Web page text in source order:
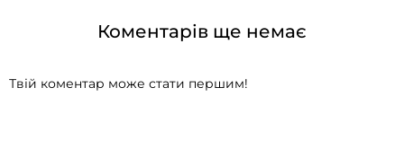
Коментарів ще немає
Твій коментар може стати першим!